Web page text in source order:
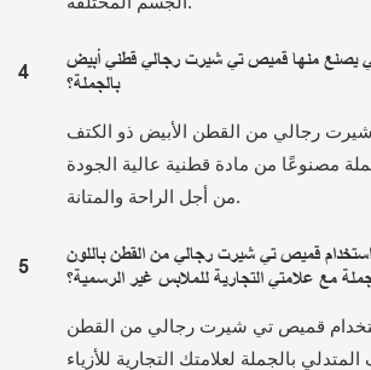
4
يصنع منها قميص تي شيرت رجالي قطني أبيض
بالجملة؟
رجالي من القطن الأبيض ذو الكتف
مصنوعًا من مادة قطنية عالية الجودة
من أجل الراحة والمتانة.
5
قميص تي شيرت رجالي من القطن باللون
مع علامتي التجارية للملابس غير الرسمية؟
قميص تي شيرت رجالي من القطن
بالجملة لعلامتك التجارية للأزياء